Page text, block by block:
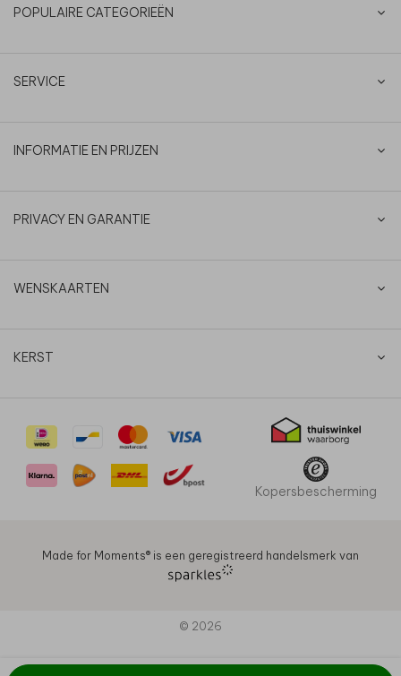
POPULAIRE CATEGORIEËN
SERVICE
INFORMATIE EN PRIJZEN
PRIVACY EN GARANTIE
WENSKAARTEN
KERST
Kopersbescherming
Made for Moments®️ is een geregistreerd handelsmerk van
© 2026